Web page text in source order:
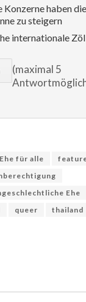
Konzerne haben
zu steigern
internationale
(maximal 5
Ehe für alle
Ehe
queer thailand